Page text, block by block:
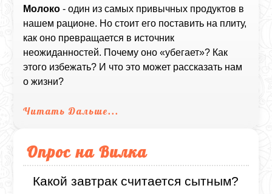
Молоко - один из самых привычных продуктов в
нашем рационе. Но стоит его поставить на плиту,
как оно превращается в источник
неожиданностей. Почему оно «убегает»? Как
этого избежать? И что это может рассказать нам
о жизни?
Читать Дальше...
Опрос на Вилка
Какой завтрак считается сытным?